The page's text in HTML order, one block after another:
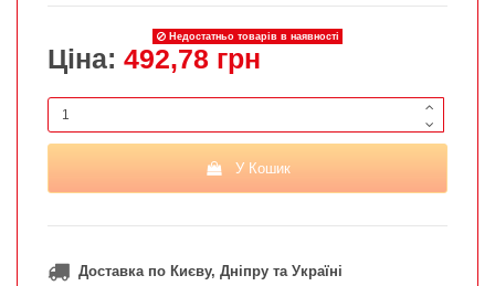
Недостатньо товарів в наявності
Ціна: 492,78 грн
У Кошик
Доставка по Києву, Дніпру та Україні